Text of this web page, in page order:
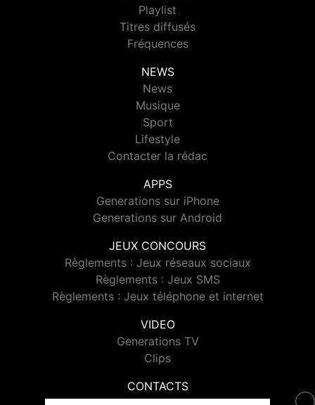
Playlist
Titres diffusés
Fréquences
NEWS
News
Musique
Sport
Lifestyle
Contacter la rédac
APPS
Generations sur iPhone
Generations sur Android
JEUX CONCOURS
Règlements : Jeux réseaux sociaux
Règlements : Jeux SMS
Règlements : Jeux téléphone et internet
VIDEO
Generations TV
Clips
CONTACTS